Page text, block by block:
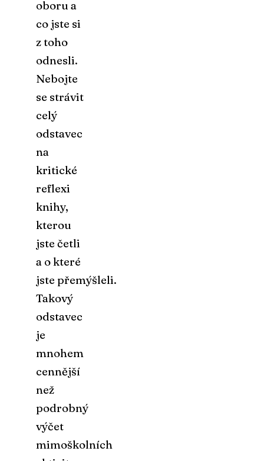
oboru a
co jste si
z toho
odnesli.
Nebojte
se strávit
celý
odstavec
na
kritické
reflexi
knihy,
kterou
jste četli
a o které
jste přemýšleli.
Takový
odstavec
je
mnohem
cennější
než
podrobný
výčet
mimoškolních